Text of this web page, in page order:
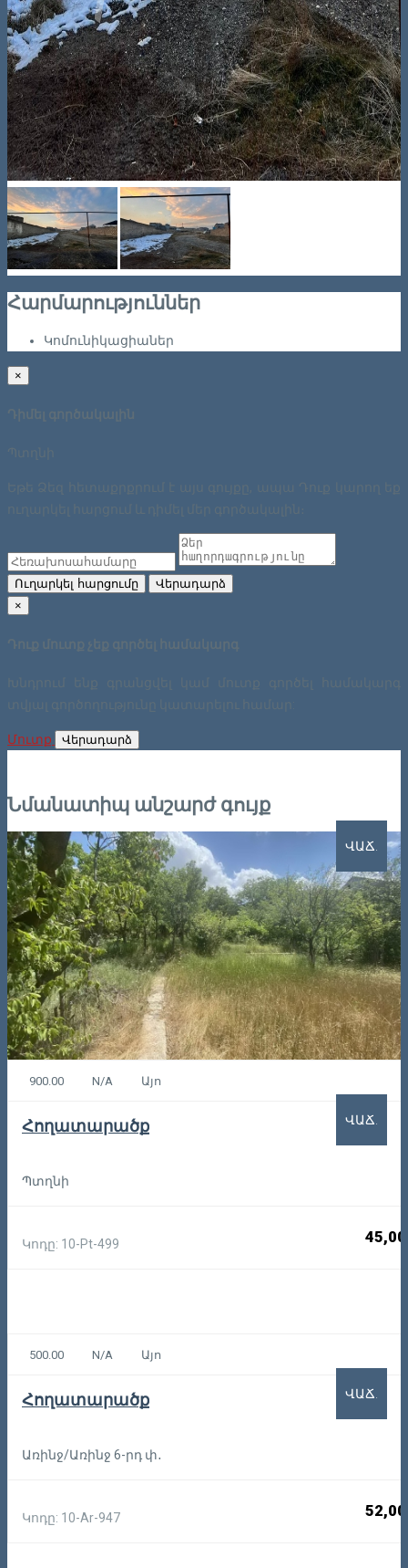
Հարմարություններ
Կոմունիկացիաներ
×
Դիմել գործակալին
Պտղնի
Եթե Ձեզ հետաքրքրում է այս գույքը, ապա Դուք կարող եք
ուղարկել հարցում և դիմել մեր գործակալին։
Ուղարկել հարցումը
Վերադարձ
×
Դուք մուտք չեք գործել համակարգ
Խնդրում ենք գրանցվել կամ մուտք գործել համակարգ
տվյալ գործողությունը կատարելու համար:
Մուտք Վերադարձ
Նմանատիպ անշարժ գույք
ՎԱՃ.
900.00 N/A Այո
Հողատարածք
Պտղնի
Կոդը: 10-Pt-499
ՎԱՃ.
500.00 N/A Այո
Հողատարածք
Առինջ/Առինջ 6-րդ փ․
Կոդը: 10-Ar-947
ՎԱՃ.